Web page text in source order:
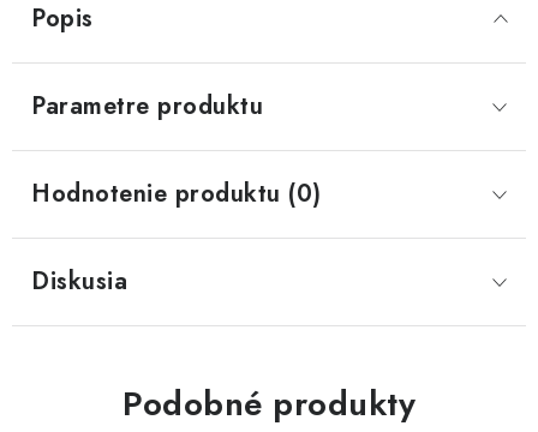
Popis
Parametre produktu
Hodnotenie produktu (0)
Diskusia
Podobné produkty